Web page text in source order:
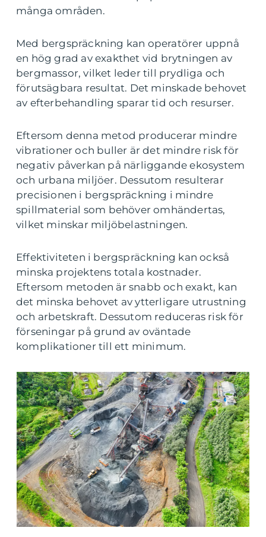
många områden.
Med bergspräckning kan operatörer uppnå
en hög grad av exakthet vid brytningen av
bergmassor, vilket leder till prydliga och
förutsägbara resultat. Det minskade behovet
av efterbehandling sparar tid och resurser.
Eftersom denna metod producerar mindre
vibrationer och buller är det mindre risk för
negativ påverkan på närliggande ekosystem
och urbana miljöer. Dessutom resulterar
precisionen i bergspräckning i mindre
spillmaterial som behöver omhändertas,
vilket minskar miljöbelastningen.
Effektiviteten i bergspräckning kan också
minska projektens totala kostnader.
Eftersom metoden är snabb och exakt, kan
det minska behovet av ytterligare utrustning
och arbetskraft. Dessutom reduceras risk för
förseningar på grund av oväntade
komplikationer till ett minimum.